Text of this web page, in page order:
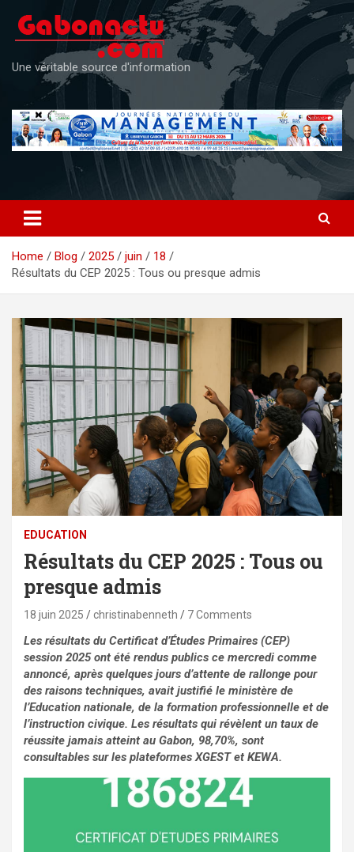
content
Une véritable source d'information
Home Blog 2025 juin
18
Résultats du CEP 2025 : Tous ou presque admis
EDUCATION
Résultats du CEP 2025 : Tous ou
presque admis
18 juin 2025 christinabenneth 7 Comments
Les résultats du Certificat d’Études Primaires (CEP)
session 2025 ont été rendus publics ce mercredi comme
annoncé, après quelques jours d’attente de rallonge pour
des raisons techniques, avait justifié le ministère de
l’Education nationale, de la formation professionnelle et de
l’instruction civique. Les résultats qui révèlent un taux de
réussite jamais atteint au Gabon, 98,70%, sont
consultables sur les plateformes XGEST et KEWA.